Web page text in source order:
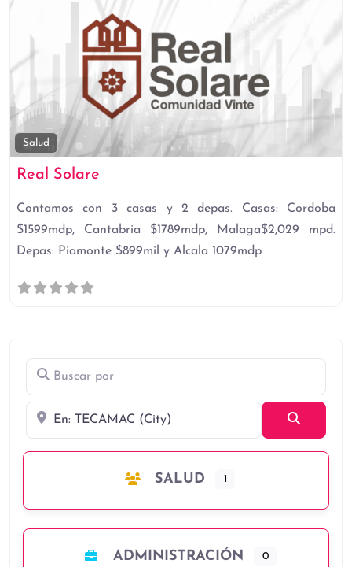
Buscar por
Cerca
SALUD 1
ADMINISTRACIÓN 0
Salud
Real Solare
Contamos con 3 casas y 2 depas. Casas: Cordoba
$1599mdp, Cantabria $1789mdp, Malaga$2,029 mpd.
Depas: Piamonte $899mil y Alcala 1079mdp